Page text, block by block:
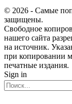
© 2026 - Самые
защищены.
Свободное
нашего сайта
на источник.
при копировании
печатные издания.
Sign in